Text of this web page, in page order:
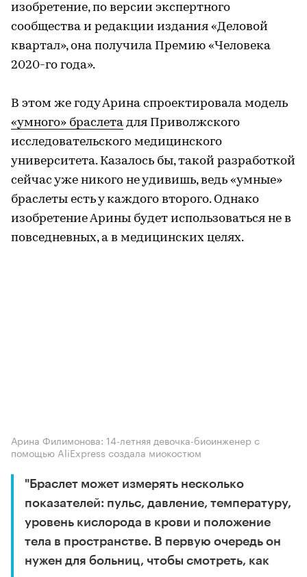
изобретение, по версии экспертного
сообщества и редакции издания «Деловой
квартал», она получила Премию «Человека
2020-го года».
В этом же году Арина спроектировала модель
«умного» браслета для Приволжского
исследовательского медицинского
университета. Казалось бы, такой разработкой
сейчас уже никого не удивишь, ведь «умные»
браслеты есть у каждого второго. Однако
изобретение Арины будет использоваться не в
повседневных, а в медицинских целях.
Арина Филимонова: 14-летняя девочка-биоинженер с
помощью AliExpress создала миокостюм
"Браслет может измерять несколько
показателей: пульс, давление, температуру,
уровень кислорода в крови и положение
тела в пространстве. В первую очередь он
нужен для больниц, чтобы смотреть, как